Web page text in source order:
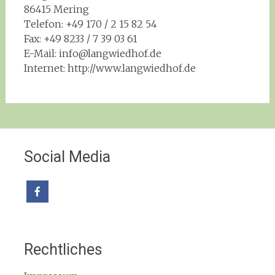
86415 Mering
Telefon: +49 170 / 2 15 82 54
Fax: +49 8233 / 7 39 03 61
E-Mail: info@langwiedhof.de
Internet: http://www.langwiedhof.de
Social Media
Rechtliches